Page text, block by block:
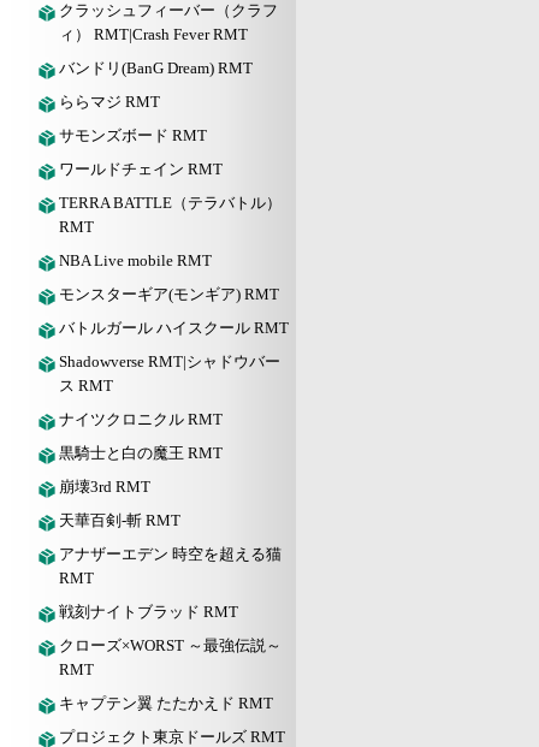
クラッシュフィーバー（クラフ
ィ） RMT|Crash Fever RMT
バンドリ(BanG Dream) RMT
ららマジ RMT
サモンズボード RMT
ワールドチェイン RMT
TERRA BATTLE（テラバトル）
RMT
NBA Live mobile RMT
モンスターギア(モンギア) RMT
バトルガール ハイスクール RMT
Shadowverse RMT|シャドウバー
ス RMT
ナイツクロニクル RMT
黒騎士と白の魔王 RMT
崩壊3rd RMT
天華百剣-斬 RMT
アナザーエデン 時空を超える猫
RMT
戦刻ナイトブラッド RMT
クローズ×WORST ～最強伝説～
RMT
キャプテン翼 たたかえド RMT
プロジェクト東京ドールズ RMT